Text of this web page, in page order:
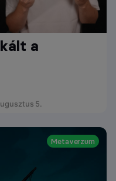
a
5.
Metaverzum